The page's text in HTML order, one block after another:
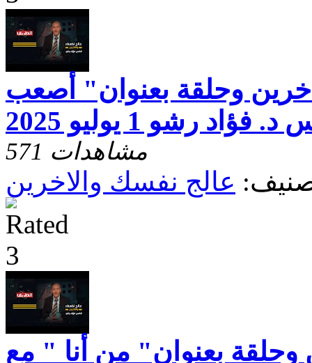
وحلقة بعنوان" أصعب
رشو 1 يوليو 2025
571 مشاهدات
عالج نفسك والاخرين
وحلقة بعنوان" من أنا " مع